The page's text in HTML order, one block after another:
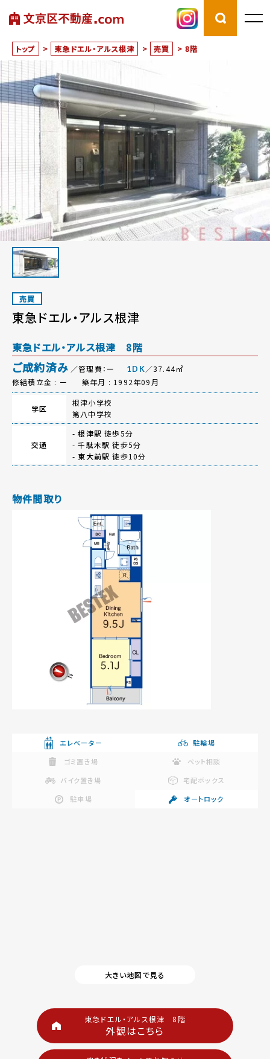
トップ > 東急ドエル・アルス根津 > 売買 > 8階
売買
東急ドエル・アルス根津
東急ドエル・アルス根津 8階
ご成約済み ／管理費：ー 1DK／37.44㎡
修繕積立金 : ー
築年月 : 1992年09月
学区
根津小学校
第八中学校
交通
-根津駅 徒歩5分
-千駄木駅 徒歩5分
- 東大前駅 徒歩10分
物件間取り
エレベーター
駐輪場
ゴミ置き場
ペット相談
バイク置き場
宅配ボックス
駐車場
オートロック
大きい地図で見る
東急ドエル・アルス根津 8階
外観はこちら